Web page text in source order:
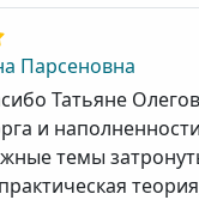
Парсеновна
Татьяне
и
темы